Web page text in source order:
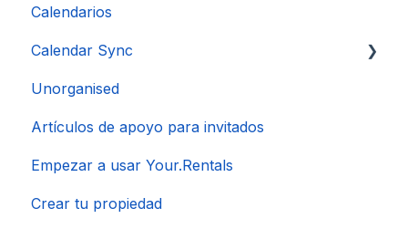
Calendarios
Calendar Sync
Importación de calendarios populares
Unorganised
Artículos de apoyo para invitados
Empezar a usar Your.Rentals
Crear tu propiedad